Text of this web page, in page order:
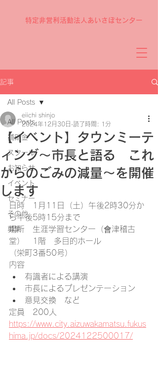
特定非営利活動法人あいさぽセンター
記事
All Posts
補助金
スクール
お知らせ
イベント
セミナー
その他
募集
All Posts
【イベント】タウンミーテ
ィング～市長と語る これ
からのごみの減量～を開催
します
eiichi shinjo
2024年12月30日 読了時間: 1分
日時　1月11日（土）午後2時30分か
ら午後5時15分まで
場所　生涯学習センター（會津稽古
堂）　1階　多目的ホール
（栄町3番50号）
内容
有識者による講演
市長によるプレゼンテーション
意見交換　など
定員　200人
https://www.city.aizuwakamatsu.fukus
hima.jp/docs/2024122500017/